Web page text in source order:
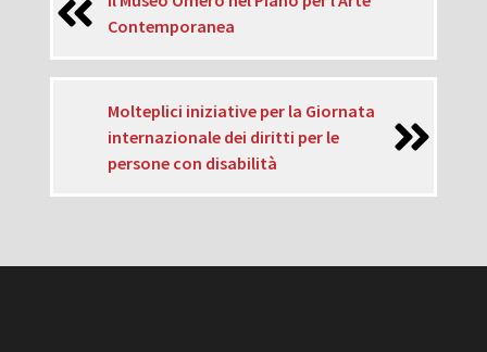
Contemporanea
Molteplici iniziative per la Giornata
internazionale dei diritti per le
persone con disabilità